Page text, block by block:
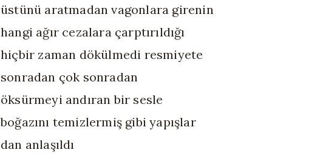
üstünü aratmadan vagonlara girenin
hangi ağır cezalara çarptırıldığı
hiçbir zaman dökülmedi resmiyete
sonradan çok sonradan
öksürmeyi andıran bir sesle
boğazını temizlermiş gibi yapışlar
dan anlaşıldı